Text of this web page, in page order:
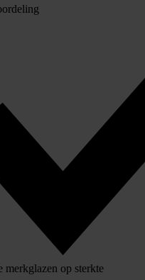
merkglazen op sterkte